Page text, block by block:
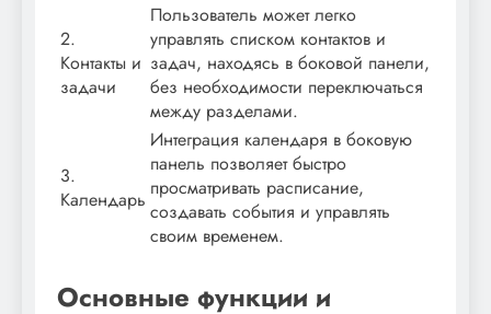
2.
Контакты и
задачи
Пользователь может легко
управлять списком контактов и
задач, находясь в боковой панели,
без необходимости переключаться
между разделами.
3.
Календарь
Интеграция календаря в боковую
панель позволяет быстро
просматривать расписание,
создавать события и управлять
своим временем.
Основные функции и